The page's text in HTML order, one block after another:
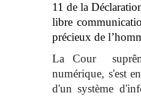
11 de la
libre
précieux de
La Cour
numérique, s'est
d'un système